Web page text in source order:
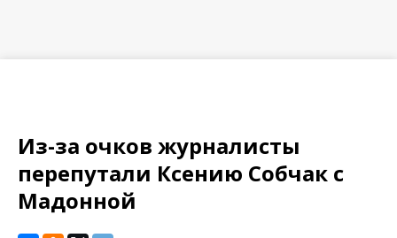
Из-за очков журналисты
перепутали Ксению Собчак с
Мадонной